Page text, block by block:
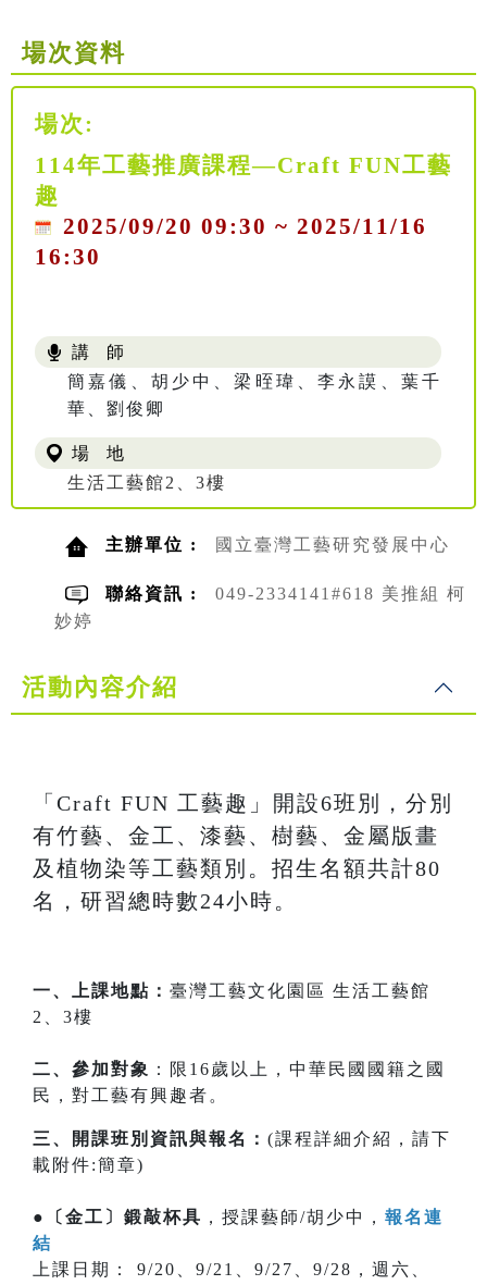
場次資料
場次:
114年工藝推廣課程—Craft FUN工藝
趣
2025/09/20 09:30 ~ 2025/11/16
16:30
講 師
簡嘉儀、胡少中、梁晊瑋、李永謨、葉千
華、劉俊卿
場 地
生活工藝館2、3樓
主辦單位 : 國立臺灣工藝研究發展中心
聯絡資訊 :
049-2334141#618 美推組 柯
妙婷
活動內容介紹
「Craft FUN 工藝趣」開設6班別，分別
有竹藝、金工、漆藝、樹藝、金屬版畫
及植物染等工藝類別。招生名額共計80
名，研習總時數24小時。
一、上課地點： 臺灣工藝文化園區 生活工藝館
2、3樓
二、參加對象 ：限16歲以上，中華民國國籍之國
民，對工藝有興趣者。
三、開課班別資訊與報名： (課程詳細介紹，請下
載附件:簡章)
●〔金工〕鍛敲杯具 ，授課藝師/胡少中， 報名連
結
上課日期： 9/20、9/21、9/27、9/28，週六、